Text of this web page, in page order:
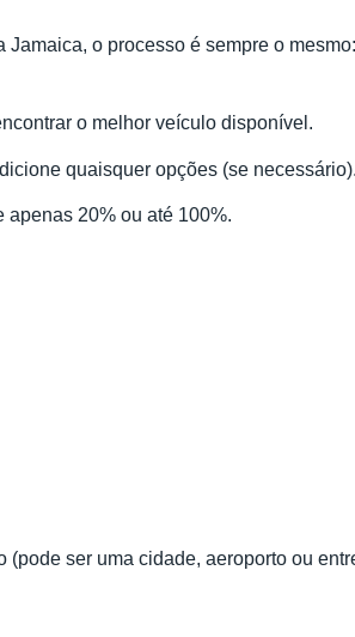
o processo é sempre o mesmo:
o melhor veículo disponível.
quaisquer opções (se
apenas 20% ou até 100%.
ser uma cidade, aeroporto ou